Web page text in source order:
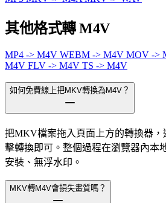
其他格式轉 M4V
MP4 -> M4V WEBM -> M4V MOV ->
M4V FLV -> M4V TS -> M4V
如何免費線上把MKV轉換為M4V？
把MKV檔案拖入頁面上方的轉換器
擊轉換即可。整個過程在瀏覽器內本
安裝、無浮水印。
MKV轉M4V會損失畫質嗎？